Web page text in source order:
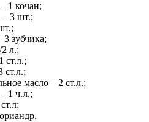
1 кочан;
– 3 шт.;
3 зубчика;
2 л.;
ст.л.;
ст.л.;
масло – 2 ст.л.;
1 ч.л.;